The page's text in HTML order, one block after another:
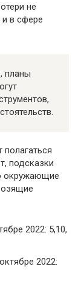
не
в сфере
планы
подсказки
окружающие
2022: 5,10,
2022: